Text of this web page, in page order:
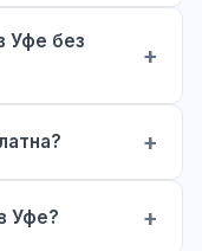
Уфе без
Уфе?